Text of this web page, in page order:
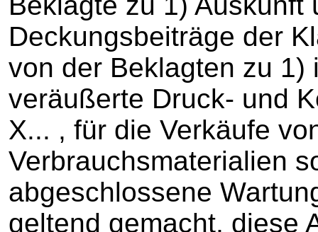
Deckungsbeiträge der
von der Beklagten zu 1)
veräußerte Druck- und
X... , für die Verkäufe
Verbrauchsmaterialien
abgeschlossene
geltend gemacht, diese